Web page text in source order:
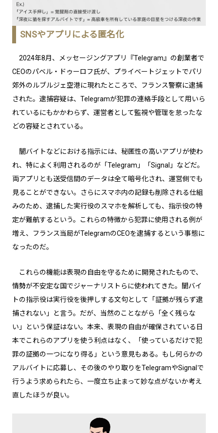
SNSやアプリによる匿名化
2024年8月、メッセージングアプリ『Telegram』の創業者で
CEOのパベル・ドゥーロフ氏が、プライベートジェットでパリ
郊外のルブルジェ空港に現れたところで、フランス警察に逮捕
された。逮捕容疑は、Telegramが犯罪の連絡手段として用いら
れているにもかかわらず、運営者として監視や管理を怠ったな
どの容疑とされている。
闇バイトなどにおける指示には、秘匿性の高いアプリが使わ
れ、特によく利用されるのが「Telegram」「Signal」などだ。
両アプリとも送受信間のデータは全て暗号化され、運営側でも
見ることができない。さらにスマホ内の記録も削除される仕組
みのため、逮捕した実行役のスマホを解析しても、指示役の特
定が難航するという。これらの特徴から犯罪に使用される例が
増え、フランス当局がTelegramのCEOを逮捕するという事態に
なったのだ。
これらの機能は表現の自由を守るために開発されたもので、
情勢が不安定な国でジャーナリストらに使われてきた。闇バイ
トの指示役は実行役を後押しする文句として「証拠が残らず逮
捕されない」と言う。だが、当然のことながら「全く残らな
い」という保証はない。本来、表現の自由が確保されている日
本でこれらのアプリを使う利点はなく、「使っているだけで犯
罪の証拠の一つになり得る」という意見もある。もし何らかの
アルバイトに応募し、その後のやり取りをTelegramやSignalで
行うよう求められたら、一度立ち止まって妙な点がないか考え
直したほうが良い。